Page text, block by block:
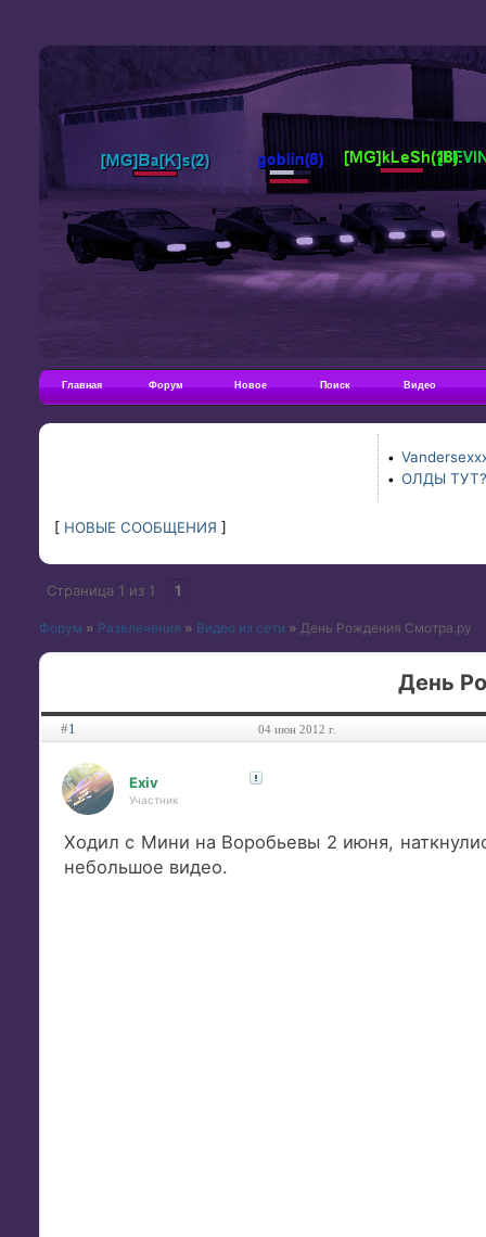
Главная Форум Новое Поиск Видео
•
• ОЛДЫ
[ НОВЫЕ СООБЩЕНИЯ ]
Страница 1 из 1 1
Форум » Развлечения » Видео из сети » День Рождения Смотра.ру
День
#1 04 июн 2012 г.
Exiv
Участник
Ходил с Мини на Воробьевы 2 июня,
небольшое видео.